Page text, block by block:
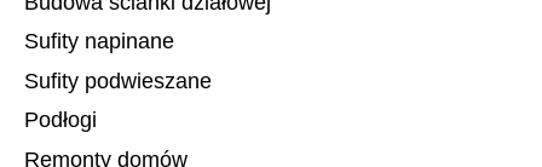
Sufity napinane
Sufity podwieszane
Podłogi
Remonty domów